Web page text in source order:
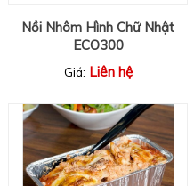
Nồi Nhôm Hình Chữ Nhật
ECO300
Giá: Liên hệ